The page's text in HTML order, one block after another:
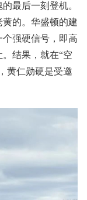
最后一刻登机。
的。华盛顿的建
强硬信号，即高
结果，就在“空
黄仁勋硬是受邀